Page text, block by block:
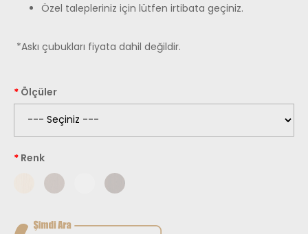
Özel talepleriniz için lütfen irtibata geçiniz.
*Askı çubukları fiyata dahil değildir.
Ölçüler
Renk